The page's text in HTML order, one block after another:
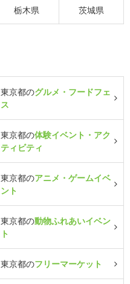
栃木県 茨城県
東京都のグルメ・フードフェ
ス
東京都の体験イベント・アク
ティビティ
東京都のアニメ・ゲームイベ
ント
東京都の動物ふれあいイベン
ト
東京都のフリーマーケット